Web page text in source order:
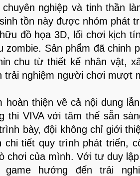
nghiệp và tinh thần
tồn này được nhóm phát
đồ họa 3D, lối chơi kịch
zombie. Sản phẩm đã chinh
chu từ thiết kế nhân vật,
trải nghiệm người chơi mượt
hoàn thiện về cả nội dung
thi VIVA với tâm thế sẵn
bày, đội không chỉ giới
chi tiết quy trình phát triển,
chơi của mình. Với tư duy
game hướng đến trải